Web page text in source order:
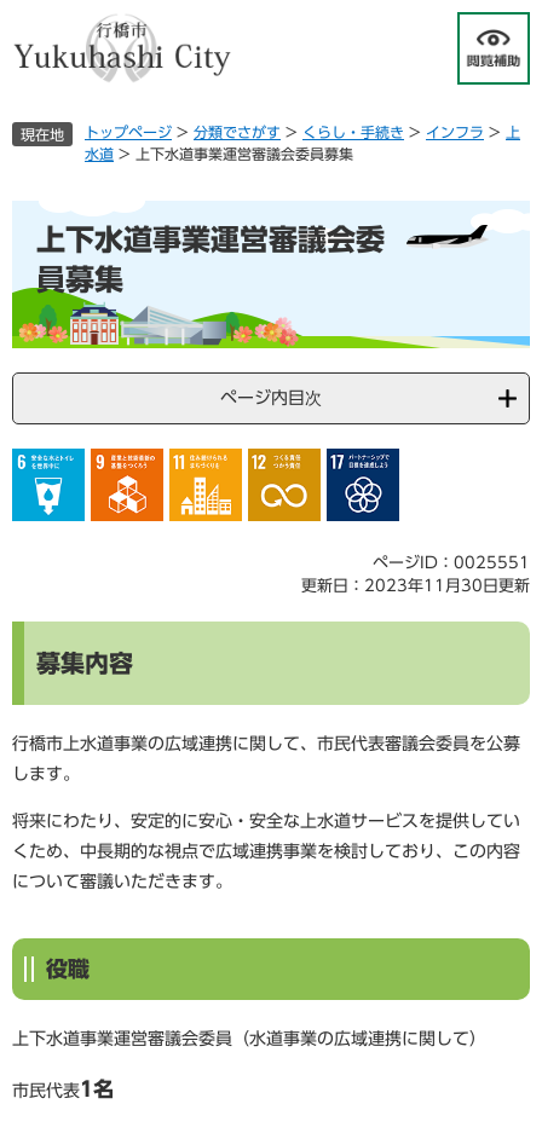
へ
現在地 トップページ > 分類でさがす > くらし・手続き > インフラ >
上
水道 > 上下水道事業運営審議会委員募集
上下水道事業運営審議会委
員募集
ページ内目次
ページID：0025551
更新日：2023年11月30日更新
募集内容
行橋市上水道事業の広域連携に関して、市民代表審議会委員を公募
します。
将来にわたり、安定的に安心・安全な上水道サービスを提供してい
くため、中長期的な視点で広域連携事業を検討しており、この内容
について審議いただきます。
役職
上下水道事業運営審議会委員（水道事業の広域連携に関して）
市民代表​1名